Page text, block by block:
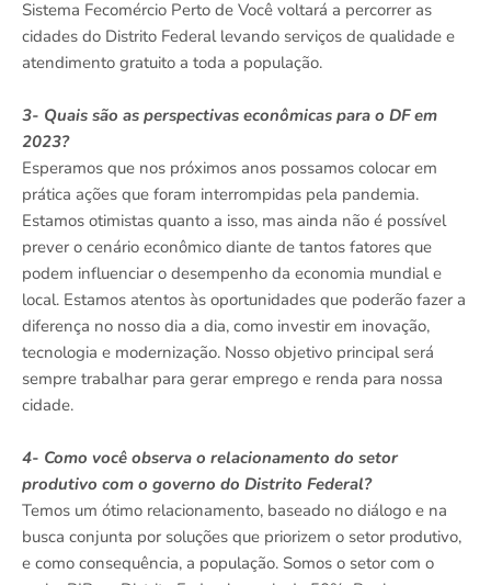
Sistema Fecomércio Perto de Você voltará a percorrer as
cidades do Distrito Federal levando serviços de qualidade e
atendimento gratuito a toda a população.
3- Quais são as perspectivas econômicas para o DF em
2023?
Esperamos que nos próximos anos possamos colocar em
prática ações que foram interrompidas pela pandemia.
Estamos otimistas quanto a isso, mas ainda não é possível
prever o cenário econômico diante de tantos fatores que
podem influenciar o desempenho da economia mundial e
local. Estamos atentos às oportunidades que poderão fazer a
diferença no nosso dia a dia, como investir em inovação,
tecnologia e modernização. Nosso objetivo principal será
sempre trabalhar para gerar emprego e renda para nossa
cidade.
4- Como você observa o relacionamento do setor
produtivo com o governo do Distrito Federal?
Temos um ótimo relacionamento, baseado no diálogo e na
busca conjunta por soluções que priorizem o setor produtivo,
e como consequência, a população. Somos o setor com o